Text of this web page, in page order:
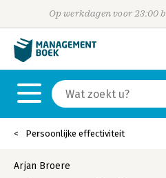
Op werkdagen voor 23:00
Persoonlijke effectiviteit
Arjan Broere